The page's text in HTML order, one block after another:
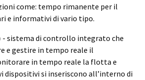
come: tempo rimanente per il
e informativi di vario tipo.
- sistema di controllo integrato che
e gestire in tempo reale il
in tempo reale la flotta e
si inseriscono all’interno di